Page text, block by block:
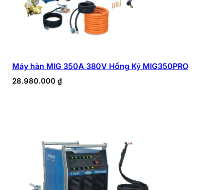
Máy hàn MIG 350A 380V Hồng Ký MIG350PRO
28.980.000 ₫